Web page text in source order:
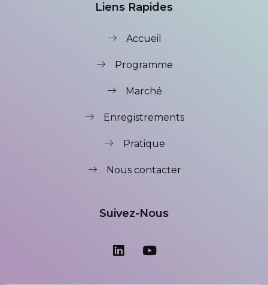
Liens Rapides
Accueil
Programme
Marché
Enregistrements
Pratique
Nous contacter
Suivez-Nous